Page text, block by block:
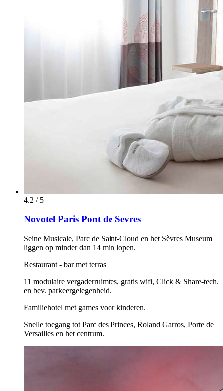
4.2 / 5
Novotel Paris Pont de Sevres
Seine Musicale, Parc de Saint-Cloud en het Sèvres Museum
liggen op minder dan 14 min lopen.
Restaurant - bar met terras
11 modulaire vergaderruimtes, gratis wifi, Click & Share-tech.
en bev. parkeergelegenheid.
Familiehotel met games voor kinderen.
Snelle toegang tot Parc des Princes, Roland Garros, Porte de
Versailles en het centrum.